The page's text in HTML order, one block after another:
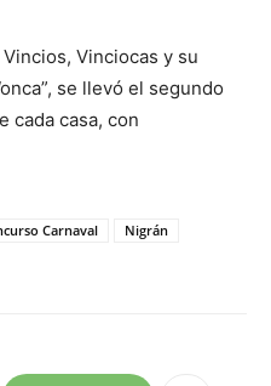
Vinciocas y su
se llevó el segundo
cada casa, con
Carnaval
Nigrán